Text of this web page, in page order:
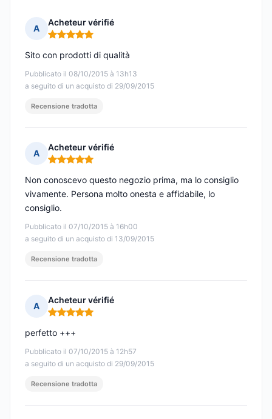
A
Acheteur vérifié
Nota: 5 su 5
Pubblicato il 08/10/2015 à 13h13
a seguito di un acquisto di 29/09/2015
Sito con prodotti di qualità
Recensione tradotta
A
Acheteur vérifié
Nota: 5 su 5
Pubblicato il 07/10/2015 à 16h00
a seguito di un acquisto di 13/09/2015
Non conoscevo questo negozio prima, ma lo consiglio
vivamente. Persona molto onesta e affidabile, lo
consiglio.
Recensione tradotta
A
Acheteur vérifié
Nota: 5 su 5
Pubblicato il 07/10/2015 à 12h57
a seguito di un acquisto di 29/09/2015
perfetto +++
Recensione tradotta